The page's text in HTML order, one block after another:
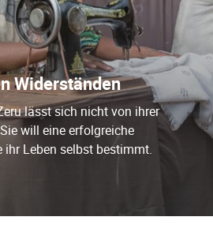
Widerständen
lässt sich nicht von ihrer
will eine erfolgreiche
ihr Leben selbst bestimmt.